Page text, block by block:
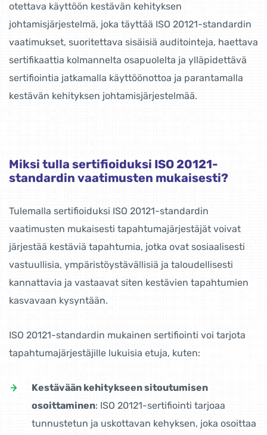
otettava käyttöön kestävän kehityksen
johtamisjärjestelmä, joka täyttää ISO 20121-standardin
vaatimukset, suoritettava sisäisiä auditointeja, haettava
sertifikaattia kolmannelta osapuolelta ja ylläpidettävä
sertifiointia jatkamalla käyttöönottoa ja parantamalla
kestävän kehityksen johtamisjärjestelmää.
Miksi tulla sertifioiduksi ISO 20121-
standardin vaatimusten mukaisesti?
Tulemalla sertifioiduksi ISO 20121-standardin
vaatimusten mukaisesti tapahtumajärjestäjät voivat
järjestää kestäviä tapahtumia, jotka ovat sosiaalisesti
vastuullisia, ympäristöystävällisiä ja taloudellisesti
kannattavia ja vastaavat siten kestävien tapahtumien
kasvavaan kysyntään.
ISO 20121-standardin mukainen sertifiointi voi tarjota
tapahtumajärjestäjille lukuisia etuja, kuten:
Kestävään kehitykseen sitoutumisen
osoittaminen: ISO 20121-sertifiointi tarjoaa
tunnustetun ja uskottavan kehyksen, joka osoittaa